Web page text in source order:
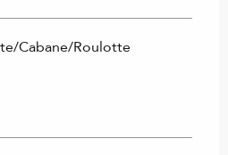
Cabane/Roulotte